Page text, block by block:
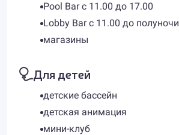
Pool Bar с 11.00 до 17.00
Lobby Bar с 11.00 до полуночи
магазины
Для детей
детские бассейн
детская анимация
мини-клуб